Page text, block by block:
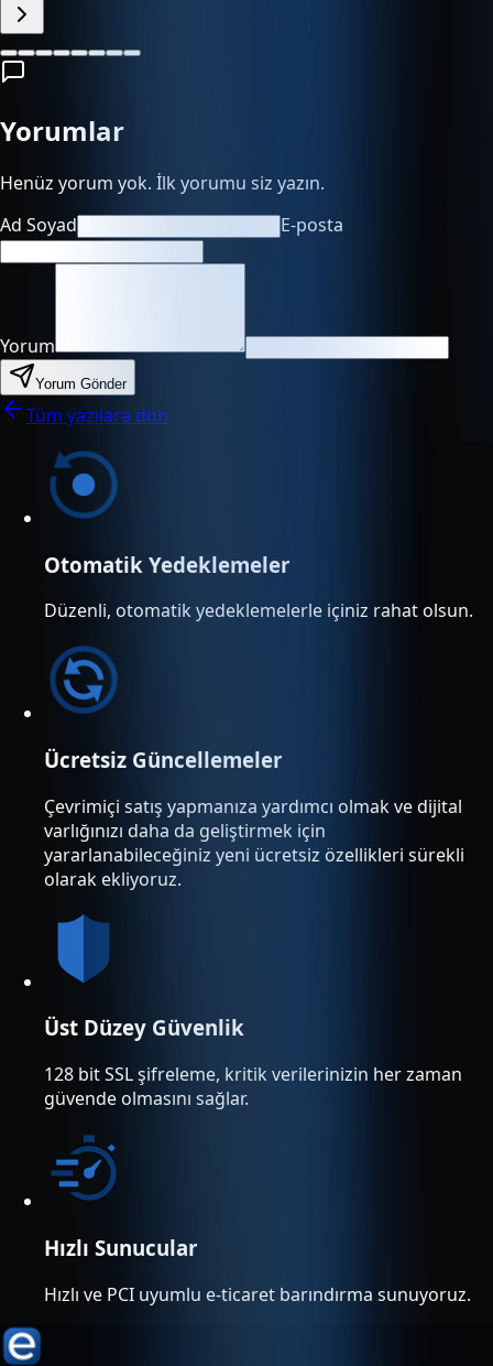
Yorumlar
Henüz yorum yok. İlk yorumu siz yazın.
Ad Soyad
E-posta
Yorum
Yorum Gönder
Tüm yazılara dön
Otomatik Yedeklemeler
Düzenli, otomatik yedeklemelerle içiniz rahat olsun.
Ücretsiz Güncellemeler
Çevrimiçi satış yapmanıza yardımcı olmak ve dijital
varlığınızı daha da geliştirmek için
yararlanabileceğiniz yeni ücretsiz özellikleri sürekli
olarak ekliyoruz.
Üst Düzey Güvenlik
128 bit SSL şifreleme, kritik verilerinizin her zaman
güvende olmasını sağlar.
Hızlı Sunucular
Hızlı ve PCI uyumlu e-ticaret barındırma sunuyoruz.